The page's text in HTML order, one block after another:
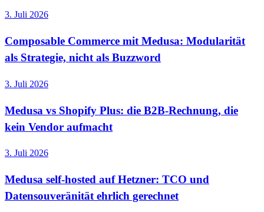
3. Juli 2026
Composable Commerce mit Medusa: Modularität
als Strategie, nicht als Buzzword
3. Juli 2026
Medusa vs Shopify Plus: die B2B-Rechnung, die
kein Vendor aufmacht
3. Juli 2026
Medusa self-hosted auf Hetzner: TCO und
Datensouveränität ehrlich gerechnet